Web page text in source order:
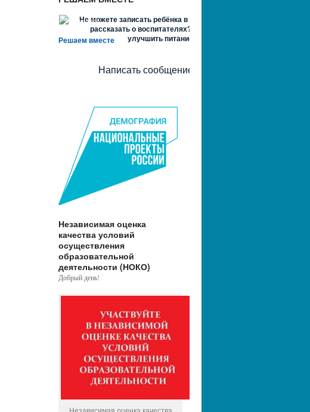
Решаем вместе
Не можете записать ребёнка в сад? Хотите
рассказать о воспитателях? Знаете, как
улучшить питание и занятия?
Написать сообщение
Независимая оценка
качества условий
осуществления
образовательной
деятельности (НОКО)
Добрый день!
Независимая оценка качества